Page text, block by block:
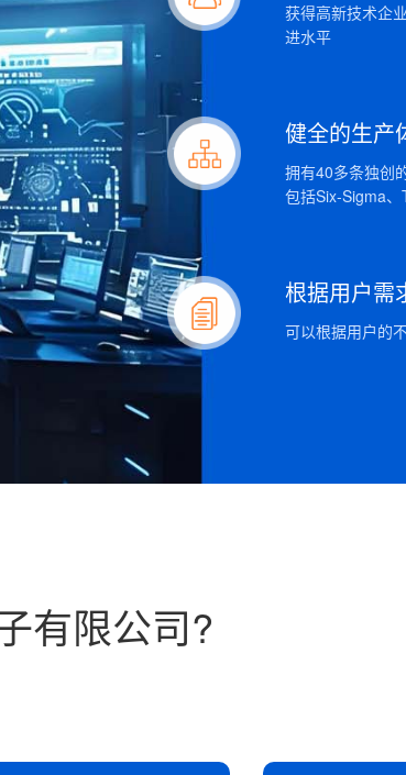
获得高新技术企
进水平
健全的生产
拥有40多条独创
包括Six-Sigma
根据用户需
可以根据用户的
有限公司?